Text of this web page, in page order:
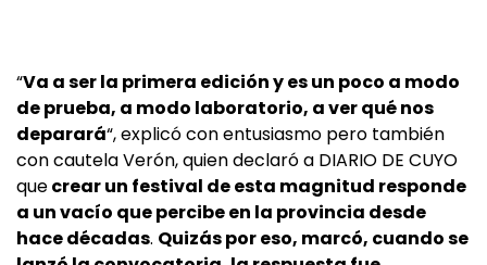
“Va a ser la primera edición y es un poco a modo
de prueba, a modo laboratorio, a ver qué nos
deparará“, explicó con entusiasmo pero también
con cautela Verón, quien declaró a DIARIO DE CUYO
quecrear un festival de esta magnitud responde
a un vacío que percibe en la provincia desde
hace décadas. Quizás por eso, marcó, cuando se